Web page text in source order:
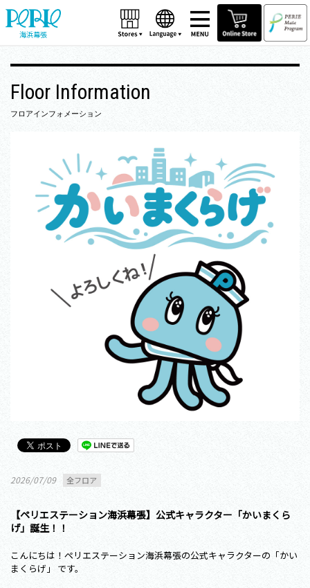
海浜幕張
Floor Information
フロアインフォメーション
2026/07/09 全フロア
【ペリエステーション海浜幕張】公式キャラクター「かいまくら
げ」誕生！！
こんにちは！ペリエステーション海浜幕張の公式キャラクターの「かい
まくらげ」 です。